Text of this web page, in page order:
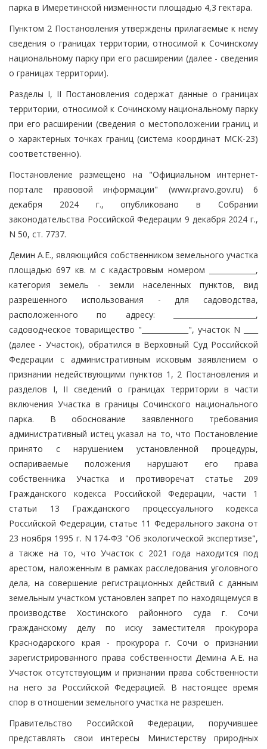
парка в Имеретинской низменности площадью 4,3 гектара.
Пунктом 2 Постановления утверждены прилагаемые к нему
сведения о границах территории, относимой к Сочинскому
национальному парку при его расширении (далее - сведения
о границах территории).
Разделы I, II Постановления содержат данные о границах
территории, относимой к Сочинскому национальному парку
при его расширении (сведения о местоположении границ и
о характерных точках границ (система координат МСК-23)
соответственно).
Постановление размещено на "Официальном интернет-
портале правовой информации" (www.pravo.gov.ru) 6
декабря 2024 г., опубликовано в Собрании
законодательства Российской Федерации 9 декабря 2024 г.,
N 50, ст. 7737.
Демин А.Е., являющийся собственником земельного участка
площадью 697 кв. м с кадастровым номером _____________,
категория земель - земли населенных пунктов, вид
разрешенного использования - для садоводства,
расположенного по адресу: _______________________,
садоводческое товарищество "_____________", участок N ____
(далее - Участок), обратился в Верховный Суд Российской
Федерации с административным исковым заявлением о
признании недействующими пунктов 1, 2 Постановления и
разделов I, II сведений о границах территории в части
включения Участка в границы Сочинского национального
парка. В обоснование заявленного требования
административный истец указал на то, что Постановление
принято с нарушением установленной процедуры,
оспариваемые положения нарушают его права
собственника Участка и противоречат статье 209
Гражданского кодекса Российской Федерации, части 1
статьи 13 Гражданского процессуального кодекса
Российской Федерации, статье 11 Федерального закона от
23 ноября 1995 г. N 174-ФЗ "Об экологической экспертизе",
а также на то, что Участок с 2021 года находится под
арестом, наложенным в рамках расследования уголовного
дела, на совершение регистрационных действий с данным
земельным участком установлен запрет по находящемуся в
производстве Хостинского районного суда г. Сочи
гражданскому делу по иску заместителя прокурора
Краснодарского края - прокурора г. Сочи о признании
зарегистрированного права собственности Демина А.Е. на
Участок отсутствующим и признании права собственности
на него за Российской Федерацией. В настоящее время
спор в отношении земельного участка не разрешен.
Правительство Российской Федерации, поручившее
представлять свои интересы Министерству природных